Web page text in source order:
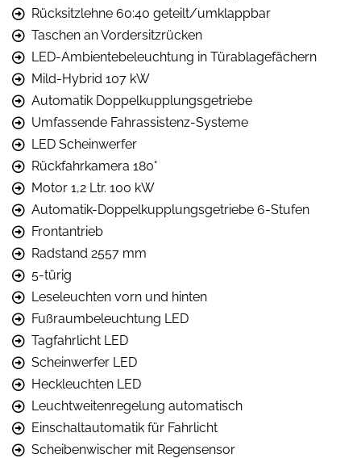
Rücksitzlehne 60:40 geteilt/umklappbar
Taschen an Vordersitzrücken
LED-Ambientebeleuchtung in Türablagefächern
Mild-Hybrid 107 kW
Automatik Doppelkupplungsgetriebe
Umfassende Fahrassistenz-Systeme
LED Scheinwerfer
Rückfahrkamera 180°
Motor 1,2 Ltr. 100 kW
Automatik-Doppelkupplungsgetriebe 6-Stufen
Frontantrieb
Radstand 2557 mm
5-türig
Leseleuchten vorn und hinten
Fußraumbeleuchtung LED
Tagfahrlicht LED
Scheinwerfer LED
Heckleuchten LED
Leuchtweitenregelung automatisch
Einschaltautomatik für Fahrlicht
Scheibenwischer mit Regensensor